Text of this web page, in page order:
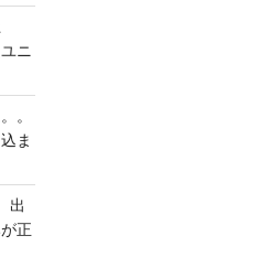
ニ
。
ま
出
正